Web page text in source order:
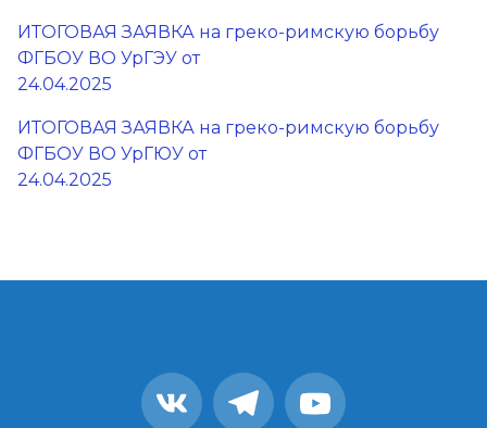
ИТОГОВАЯ ЗАЯВКА на греко-римскую борьбу
ФГБОУ ВО УрГЭУ от
24.04.2025
ИТОГОВАЯ ЗАЯВКА на греко-римскую борьбу
ФГБОУ ВО УрГЮУ от
24.04.2025